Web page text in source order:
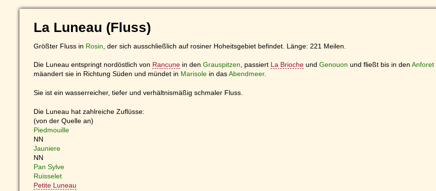
La Luneau (Fluss)
Größter Fluss in Rosin , der sich ausschließlich auf rosiner Hoheitsgebiet befindet. Länge: 221 Meilen.
Die Luneau entspringt nordöstlich von Rancune in den Grauspitzen, passiert La Brioche und Genouon und fließt bis in den Anforet
mäandert sie in Richtung Süden und mündet in Marisole in dasAbendmeer.
Sie ist ein wasserreicher, tiefer und verhältnismäßig schmaler Fluss.
Die Luneau hat zahlreiche Zuflüsse:
(von der Quelle an)
Piedmouille
NN
Jauniere
NN
Pan Sylve
Ruisselet
Petite Luneau